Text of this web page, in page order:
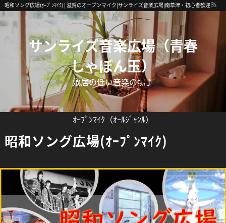
昭和ソング広場(ｵｰﾌﾟﾝﾏｲｸ) | 滋賀のオープンマイク|サンライズ音楽広場|南草津・初心者歓迎
サンライズ音楽広場（青春
しゃぼん玉）
敷居の低い音楽の場♪
ｵｰﾌﾟﾝﾏｲｸ（ｵｰﾙｼﾞｬﾝﾙ）
昭和ソング広場(ｵｰﾌﾟﾝﾏｲｸ)